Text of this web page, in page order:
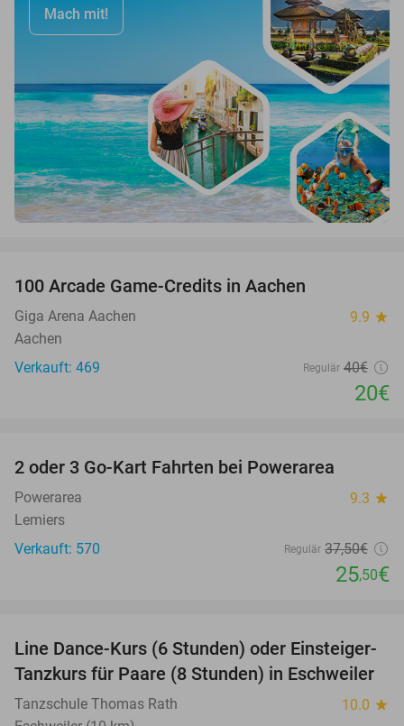
Mach mit!
100 Arcade Game-Credits in Aachen
Giga Arena Aachen 9.9 star
Aachen
Verkauft: 469
Regulär 40€
20€
2 oder 3 Go-Kart Fahrten bei Powerarea
Powerarea 9.3 star
Lemiers
Verkauft: 570
Regulär 37,50€
25,50€
57%
Line Dance-Kurs (6 Stunden) oder Einsteiger-
Tanzkurs für Paare (8 Stunden) in Eschweiler
Tanzschule Thomas Rath 10.0 star